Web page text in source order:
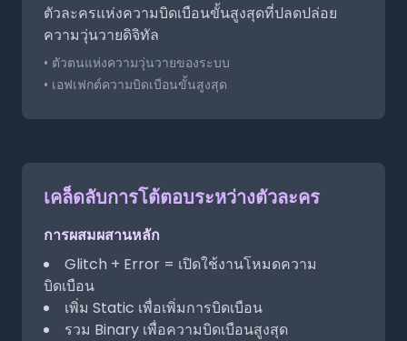
ตัวละครแห่งความบิดเบือนขั้นสูงสุดที่ปลดปล่อย
ความวุ่นวายดิจิทัล
• ตัวตนแห่งความวุ่นวายของระบบ
• เอฟเฟกต์ความบิดเบือนขั้นสูงสุด
เคล็ดลับการโต้ตอบระหว่างตัวละคร
การผสมผสานหลัก
Glitch + Error = เปิดใช้งานโหมดความ
บิดเบือน
เพิ่ม Static เพื่อเพิ่มการบิดเบือน
รวม Binary เพื่อความบิดเบือนสูงสุด